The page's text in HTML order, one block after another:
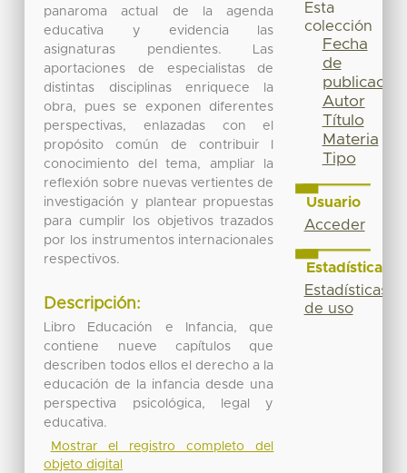
panaroma actual de la agenda
educativa y evidencia las
asignaturas pendientes. Las
aportaciones de especialistas de
distintas disciplinas enriquece la
obra, pues se exponen diferentes
perspectivas, enlazadas con el
propósito común de contribuir l
conocimiento del tema, ampliar la
reflexión sobre nuevas vertientes de
investigación y plantear propuestas
para cumplir los objetivos trazados
por los instrumentos internacionales
respectivos.
Descripción:
Libro Educación e Infancia, que
contiene nueve capítulos que
describen todos ellos el derecho a la
educación de la infancia desde una
perspectiva psicológica, legal y
educativa.
Mostrar el registro completo del
objeto digital
Esta
colección
Fecha
de
publicación
Autor
Título
Materia
Tipo
Usuario
Acceder
Estadísticas
Estadísticas
de uso